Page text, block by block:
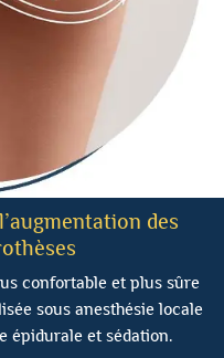
des
confortable et plus sûre
sous anesthésie locale
épidurale et sédation.